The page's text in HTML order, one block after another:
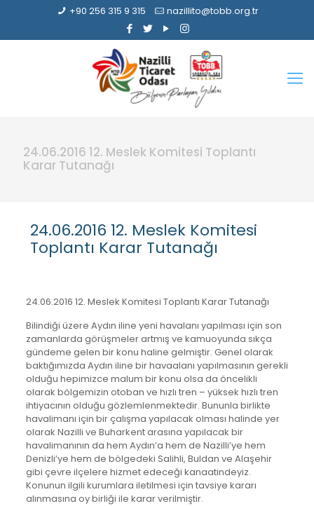
+90 256 315 9 315 nazillito@tobb.org.tr
24.06.2016 12. Meslek Komitesi Toplantı
Karar Tutanağı
24.06.2016 12. Meslek Komitesi
Toplantı Karar Tutanağı
24.06.2016 12. Meslek Komitesi Toplantı Karar Tutanağı
Bilindiği üzere Aydın iline yeni havalanı yapılması için son
zamanlarda görüşmeler artmış ve kamuoyunda sıkça
gündeme gelen bir konu haline gelmiştir. Genel olarak
baktığımızda Aydın iline bir havaalanı yapılmasının gerekli
olduğu hepimizce malum bir konu olsa da öncelikli
olarak bölgemizin otoban ve hızlı tren – yüksek hızlı tren
ihtiyacının olduğu gözlemlenmektedir. Bununla birlikte
havalimanı için bir çalışma yapılacak olması halinde yer
olarak Nazilli ve Buharkent arasına yapılacak bir
havalimanının da hem Aydın’a hem de Nazilli’ye hem
Denizli’ye hem de bölgedeki Salihli, Buldan ve Alaşehir
gibi çevre ilçelere hizmet edeceği kanaatindeyiz.
Konunun ilgili kurumlara iletilmesi için tavsiye kararı
alınmasına oy birliği ile karar verilmiştir.